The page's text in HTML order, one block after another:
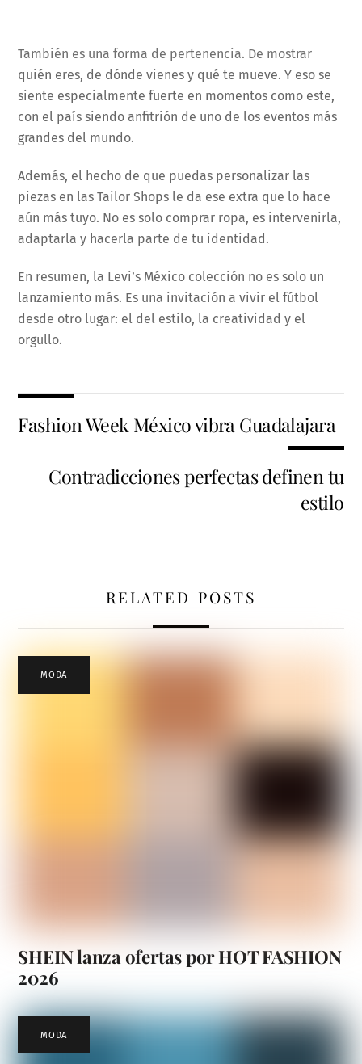
También es una forma de pertenencia. De mostrar
quién eres, de dónde vienes y qué te mueve. Y eso se
siente especialmente fuerte en momentos como este,
con el país siendo anfitrión de uno de los eventos más
grandes del mundo.
Además, el hecho de que puedas personalizar las
piezas en las Tailor Shops le da ese extra que lo hace
aún más tuyo. No es solo comprar ropa, es intervenirla,
adaptarla y hacerla parte de tu identidad.
En resumen, la Levi’s México colección no es solo un
lanzamiento más. Es una invitación a vivir el fútbol
desde otro lugar: el del estilo, la creatividad y el
orgullo.
Fashion Week México vibra Guadalajara
Contradicciones perfectas definen tu
estilo
RELATED POSTS
MODA
SHEIN lanza ofertas por HOT FASHION
2026
MODA